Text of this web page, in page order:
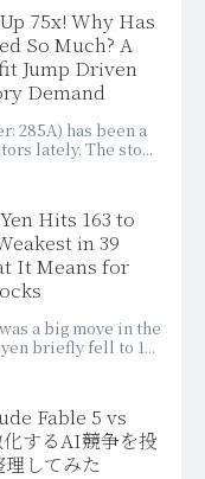
75x! Why Has
So Much? A
Jump Driven
Demand
285A) has been a
lately. The sto...
Hits 163 to
in 39
It Means for
a big move in the
briefly fell to 1...
Fable 5 vs
するAI競争を投
してみた